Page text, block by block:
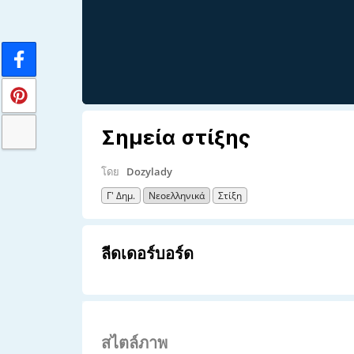
Σημεία στίξης
โดย Dozylady
Γ' Δημ. Νεοελληνικά Στίξη
ลีดเดอร์บอร์ด
สไตล์ภาพ